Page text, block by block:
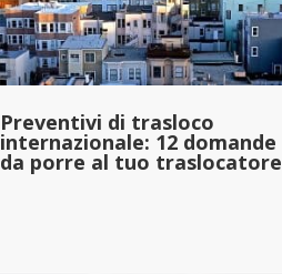
Preventivi di trasloco
internazionale: 12 domande
da porre al tuo traslocatore